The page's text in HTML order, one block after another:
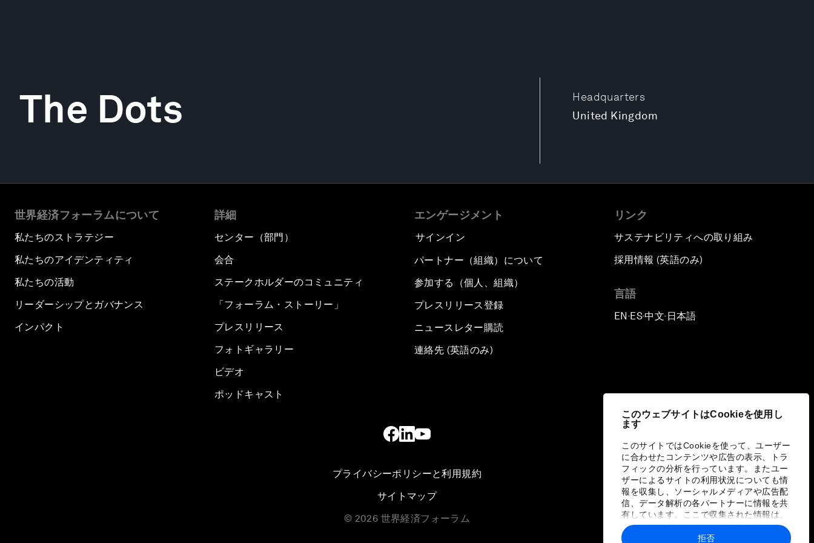
このウェブサイトはCookieを使用し
ます
このサイトではCookieを使って、ユーザー
に合わせたコンテンツや広告の表示、トラ
フィックの分析を行っています。またユー
ザーによるサイトの利用状況についても情
報を収集し、ソーシャルメディアや広告配
信、データ解析の各パートナーに情報を共
有しています。ここで収集された情報は、
ユーザーが各パートナーに提供した他の情
報や各パートナーのサービスを使用した際
拒否
Headquarters
United Kingdom
The Dots
世界経済フォーラムについて
私たちのストラテジー
私たちのアイデンティティ
私たちの活動
リーダーシップとガバナンス
インパクト
詳細
センター（部門）
会合
ステークホルダーのコミュニティ
「フォーラム・ストーリー」
プレスリリース
フォトギャラリー
ビデオ
ポッドキャスト
エンゲージメント
サインイン
パートナー（組織）について
参加する（個人、組織）
プレスリリース登録
ニュースレター購読
連絡先 (英語のみ)
リンク
サステナビリティへの取り組み
採用情報 (英語のみ)
言語
EN ▪ES▪中文▪ 日本語
プライバシーポリシーと利用規約
サイトマップ
© 2026 世界経済フォーラム